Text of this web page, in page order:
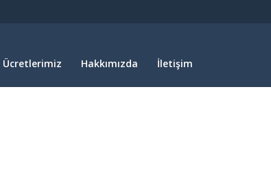
Ücretlerimiz Hakkımızda İletişim